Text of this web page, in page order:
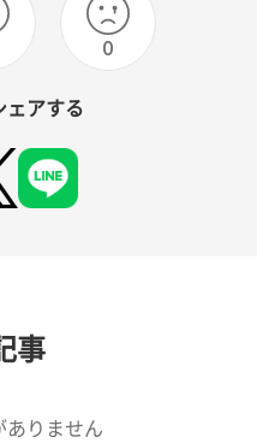
0
ェアする
事
ありません